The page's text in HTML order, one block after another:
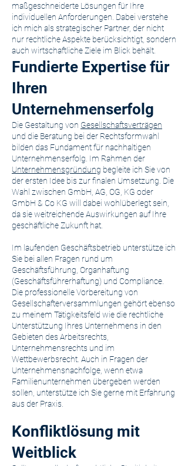
maßgeschneiderte Lösungen für Ihre
individuellen Anforderungen. Dabei verstehe
ich mich als strategischer Partner, der nicht
nur rechtliche Aspekte berücksichtigt, sondern
auch wirtschaftliche Ziele im Blick behält.
Fundierte Expertise für
Ihren
Unternehmenserfolg
Die Gestaltung von Gesellschaftsverträgen
und die Beratung bei der Rechtsformwahl
bilden das Fundament für nachhaltigen
Unternehmenserfolg. Im Rahmen der
Unternehmensgründung begleite ich Sie von
der ersten Idee bis zur finalen Umsetzung. Die
Wahl zwischen GmbH, AG, OG, KG oder
GmbH & Co KG will dabei wohlüberlegt sein,
da sie weitreichende Auswirkungen auf Ihre
geschäftliche Zukunft hat.
Im laufenden Geschäftsbetrieb unterstütze ich
Sie bei allen Fragen rund um
Geschäftsführung, Organhaftung
(Geschäftsführerhaftung) und Compliance.
Die professionelle Vorbereitung von
Gesellschafterversammlungen gehört ebenso
zu meinem Tätigkeitsfeld wie die rechtliche
Unterstützung Ihres Unternehmens in den
Gebieten des Arbeitsrechts,
Unternehmensrechts und im
Wettbewerbsrecht. Auch in Fragen der
Unternehmensnachfolge, wenn etwa
Familienunternehmen übergeben werden
sollen, unterstütze ich Sie gerne mit Erfahrung
aus der Praxis.
Konfliktlösung mit
Weitblick